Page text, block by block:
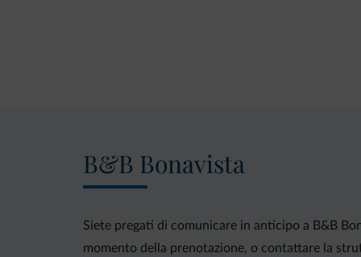
B&B Bonavista
Siete pregati di comunicare in anticipo a B&B
momento della prenotazione, o contattare la